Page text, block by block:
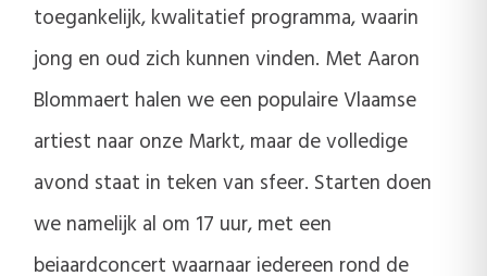
toegankelijk, kwalitatief programma, waarin
jong en oud zich kunnen vinden. Met Aaron
Blommaert halen we een populaire Vlaamse
artiest naar onze Markt, maar de volledige
avond staat in teken van sfeer. Starten doen
we namelijk al om 17 uur, met een
beiaardconcert waarnaar iedereen rond de